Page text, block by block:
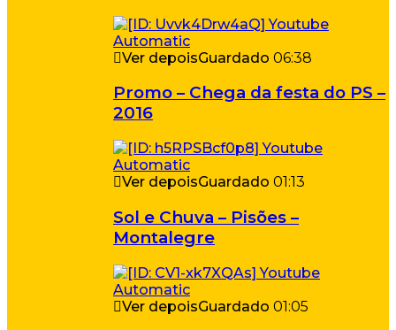
Ver depoisGuardado 06:38
Promo – Chega da festa do PS –
2016
Ver depoisGuardado 01:13
Sol e Chuva – Pisões –
Montalegre
Ver depoisGuardado 01:05